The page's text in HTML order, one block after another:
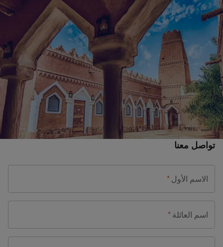
تواصل معنا
الاسم الأول *
اسم العائلة *